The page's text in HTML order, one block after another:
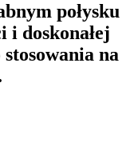
połysku
i doskonałej
na